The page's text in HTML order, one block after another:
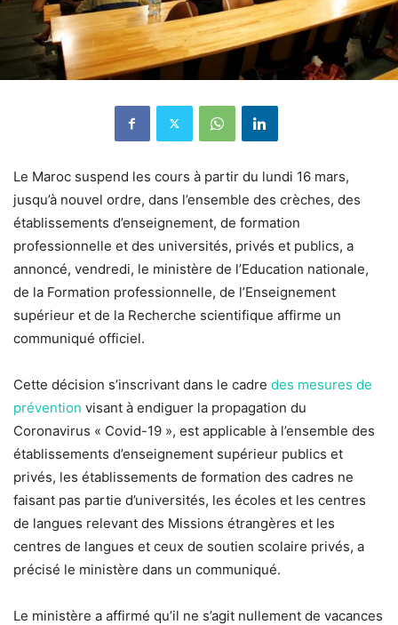
Le Maroc suspend les cours à partir du lundi 16 mars,
jusqu’à nouvel ordre, dans l’ensemble des crèches, des
établissements d’enseignement, de formation
professionnelle et des universités, privés et publics, a
annoncé, vendredi, le ministère de l’Education nationale,
de la Formation professionnelle, de l’Enseignement
supérieur et de la Recherche scientifique affirme un
communiqué officiel.
Cette décision s’inscrivant dans le cadre des mesures de
prévention visant à endiguer la propagation du
Coronavirus « Covid-19 », est applicable à l’ensemble des
établissements d’enseignement supérieur publics et
privés, les établissements de formation des cadres ne
faisant pas partie d’universités, les écoles et les centres
de langues relevant des Missions étrangères et les
centres de langues et ceux de soutien scolaire privés, a
précisé le ministère dans un communiqué.
Le ministère a affirmé qu’il ne s’agit nullement de vacances